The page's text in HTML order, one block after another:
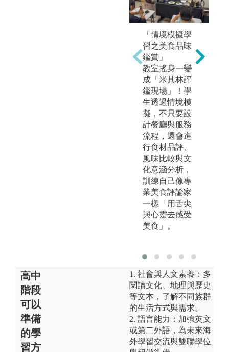
「情境模擬學
習之美食品味
鑑賞」
教室搖身一變
成「米其林評
鑑現場」！學
生透過情境模
擬，不只要設
計餐廳與服務
流程，還會進
行食材品評、
風味比較與文
化意涵分析，
訓練自己像專
業美食評論家
一樣「用舌尖
與心靈去感受
美食」。
高中
階段
可以
準備
的學
習方
1. 社會與人文素養：多
閱讀文化、地理與歷史
等文本，了解不同族群
的生活方式與需求。
2. 語言能力：加強英文
或第二外語，為未來海
外學習交流與雙聯學位